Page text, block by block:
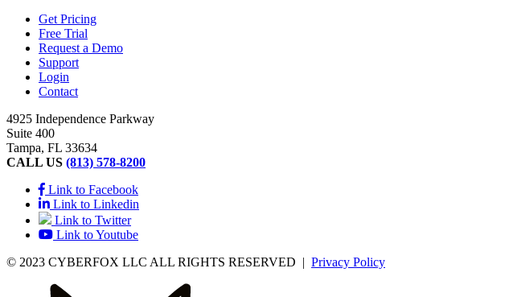
Get Pricing
Free Trial
Request a Demo
Support
Login
Contact
4925 Independence Parkway
Suite 400
Tampa, FL 33634
CALL US (813) 578-8200
Link to Facebook
Link to Linkedin
Link to Twitter
Link to Youtube
© 2023 CYBERFOX LLC ALL RIGHTS RESERVED | Privacy Policy